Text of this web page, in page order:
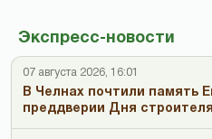
Экспресс-новости
07 августа 2026, 16:01
В Челнах почтили память
преддверии Дня строителя